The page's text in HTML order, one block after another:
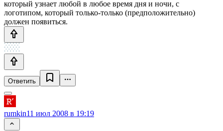
который узнает любой в любое время дня и ночи, с
логотипом, который только-только (предположительно)
должен появиться.
Ответить
rumkin11 июл 2008 в 19:19